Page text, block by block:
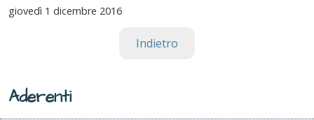
giovedì 1 dicembre 2016
Indietro
Aderenti